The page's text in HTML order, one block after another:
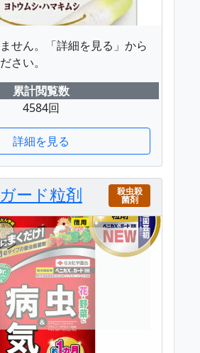
せん。「詳細を見る」から
さい。
累計閲覧数
4584回
詳細を見る
ード粒剤 殺虫殺
菌剤
ン